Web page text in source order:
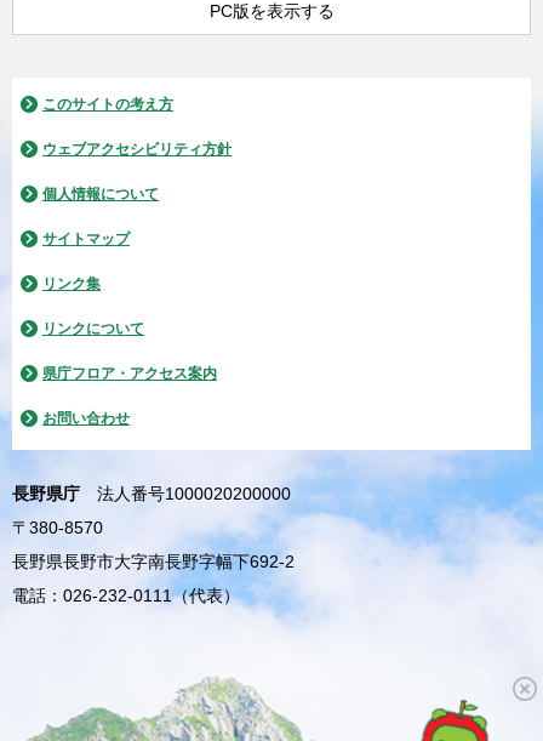
PC版を表示する
このサイトの考え方
ウェブアクセシビリティ方針
個人情報について
サイトマップ
リンク集
リンクについて
県庁フロア・アクセス案内
お問い合わせ
長野県庁
法人番号1000020200000
〒380-8570
長野県長野市大字南長野字幅下692-2
電話：026-232-0111（代表）